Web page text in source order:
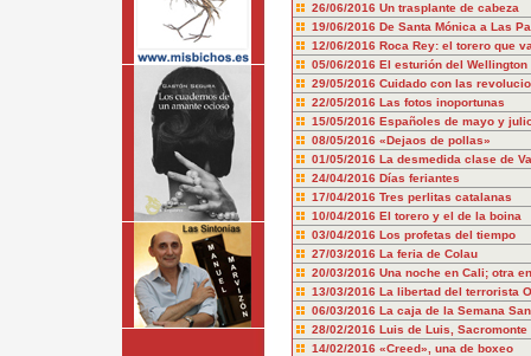
26/06/2016 Un trasplante de cabeza
19/06/2016 De Santa Mónica a Las
12/06/2016 Roca Rey: el torero que
05/06/2016 El esturión del Wellington
29/05/2016 Cuidado con las
22/05/2016 Las fotos inoportunas
15/05/2016 Españoles de mayo y
08/05/2016 «Dejaos de pollas»
01/05/2016 La desmedida clase de
24/04/2016 Días feriantes
17/04/2016 Tres perlitas catalanas
10/04/2016 El torero y el de la boina
03/04/2016 Los profetas del tiempo
27/03/2016 La feria de Colau
20/03/2016 Una noche en Cali; otra
13/03/2016 La libertad del terrorista
06/03/2016 La caja de la Semana
28/02/2016 Luis de Luis, Sacromonte
14/02/2016 «Creed», una de boxeo